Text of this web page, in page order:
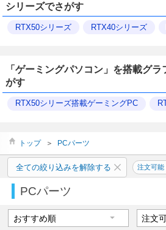
シリーズでさがす
RTX50シリーズ RTX40シリーズ
「ゲーミングパソコン」を搭載グ
がす
RTX50シリーズ搭載ゲーミングPC
トップ ＞ PCパーツ
全ての絞り込みを解除する 注文可能
PCパーツ